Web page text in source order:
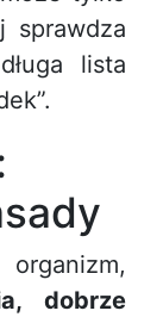
sprawdza
lista
dobrze